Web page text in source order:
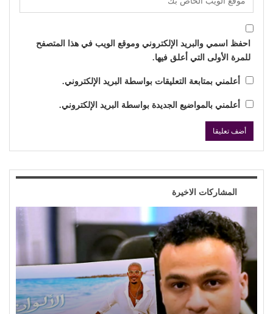
احفظ اسمي والبريد الإلكتروني وموقع الويب في هذا المتصفح
للمرة الأولى التي أعلق فيها.
أعلمني بمتابعة التعليقات بواسطة البريد الإلكتروني.
أعلمني بالمواضيع الجديدة بواسطة البريد الإلكتروني.
المشاركات الاخيرة